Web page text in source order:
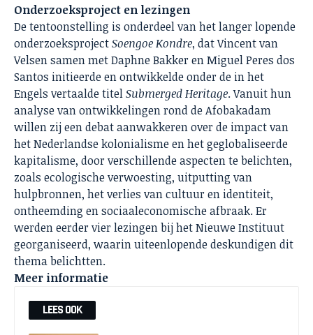
Onderzoeksproject en lezingen
De tentoonstelling is onderdeel van het langer lopende
onderzoeksprojectSoengoe Kondre, dat Vincent van
Velsen samen met Daphne Bakker en Miguel Peres dos
Santos initieerde en ontwikkelde onder de in het
Engels vertaalde titelSubmerged Heritage. Vanuit hun
analyse van ontwikkelingen rond de Afobakadam
willen zij een debat aanwakkeren over de impact van
het Nederlandse kolonialisme en het geglobaliseerde
kapitalisme, door verschillende aspecten te belichten,
zoals ecologische verwoesting, uitputting van
hulpbronnen, het verlies van cultuur en identiteit,
ontheemding en sociaaleconomische afbraak. Er
werden eerder vier lezingen bij het Nieuwe Instituut
georganiseerd, waarin uiteenlopende deskundigen dit
thema belichtten.
Meer informatie
LEES OOK